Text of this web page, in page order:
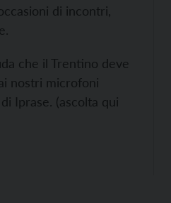
di incontri,
che il Trentino deve
nostri microfoni
Iprase. (ascolta qui